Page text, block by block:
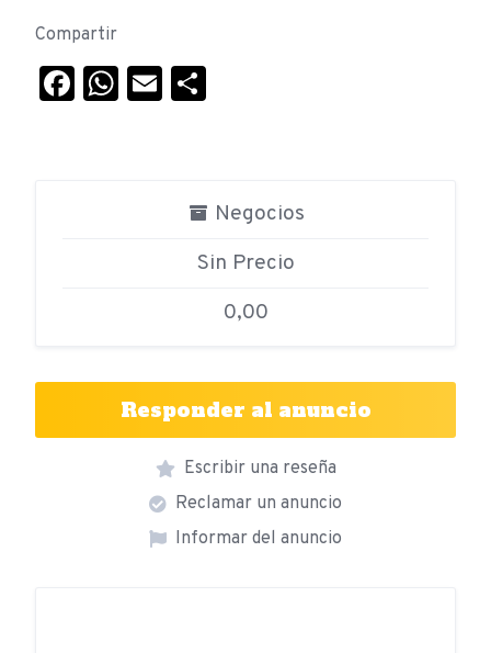
Compartir
Facebook
WhatsApp
Email
Negocios
Sin Precio
0,00
Responder al anuncio
Escribir una reseña
Reclamar un anuncio
Informar del anuncio